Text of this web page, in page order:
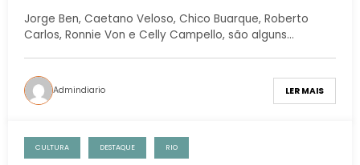
Jorge Ben, Caetano Veloso, Chico Buarque, Roberto
Carlos, Ronnie Von e Celly Campello, são alguns…
Admindiario LER MAIS
CULTURA DESTAQUE RIO